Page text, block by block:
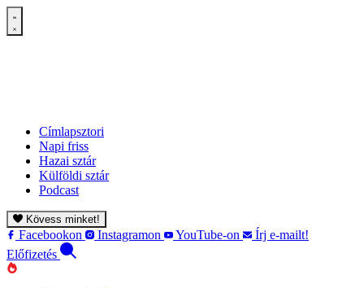
Címlapsztori
Napi friss
Hazai sztár
Külföldi sztár
Podcast
Kövess minket!
Facebookon Instagramon YouTube-on
Írj e-mailt!
Előfizetés